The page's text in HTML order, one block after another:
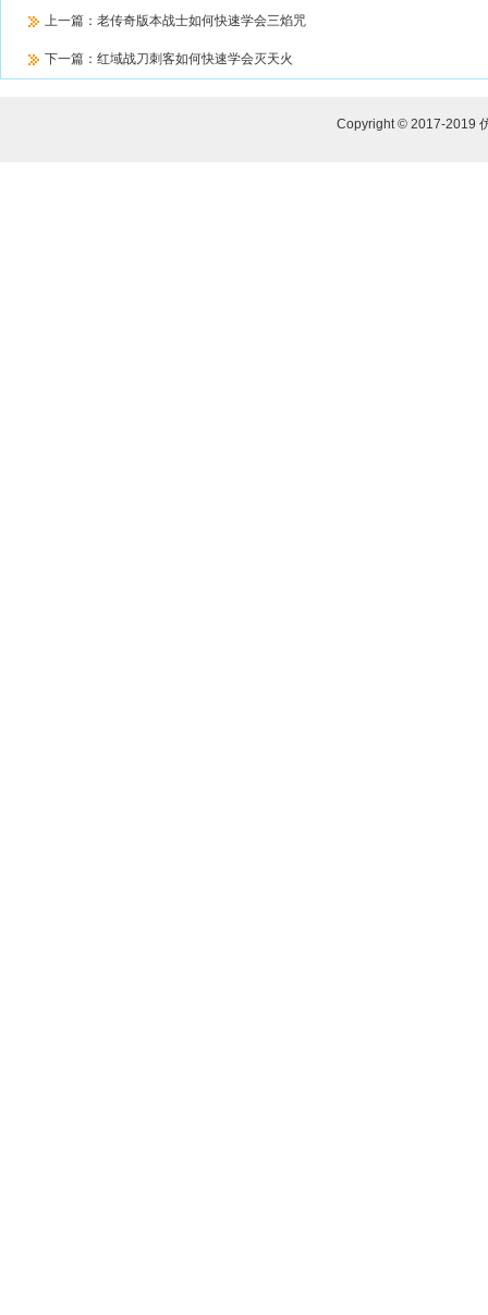
上一篇： 老传奇版本战士如何快速学会三焰咒
下一篇： 红域战刀刺客如何快速学会灭天火
Copyright © 2017-2019